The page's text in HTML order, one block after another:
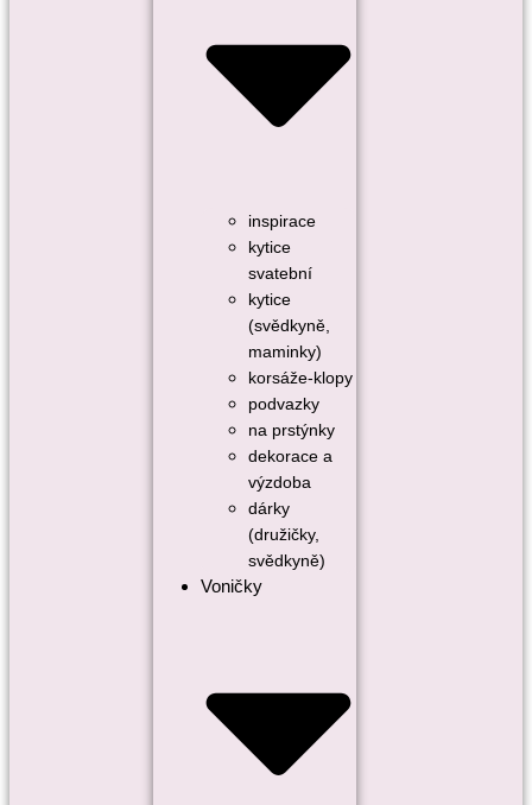
inspirace
kytice
svatební
kytice
(svědkyně,
maminky)
korsáže-klopy
podvazky
na prstýnky
dekorace a
výzdoba
dárky
(družičky,
svědkyně)
Voničky